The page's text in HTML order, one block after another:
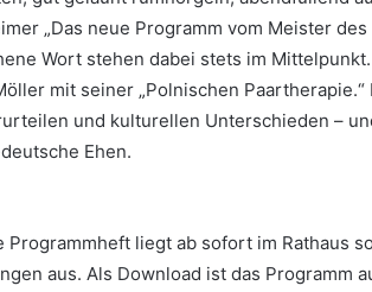
„Das neue Programm vom Meister
Wort stehen dabei stets im
mit seiner „Polnischen
und kulturellen Unterschieden –
Ehen.
Programmheft liegt ab sofort im Rathaus
aus. Als Download ist das Programm